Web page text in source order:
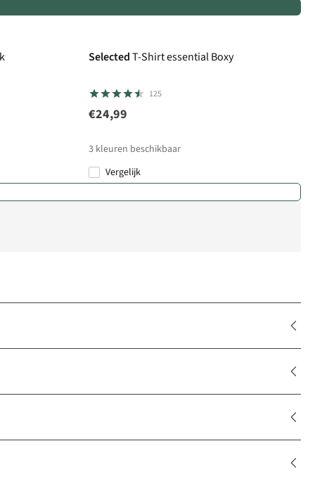
SelectedT-Shirt essential Boxy
125
€24,99
3 kleuren beschikbaar
Vergelijk